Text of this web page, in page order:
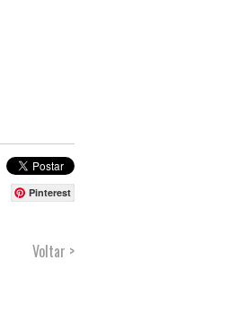
Pinterest
Voltar >